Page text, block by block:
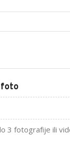
3 fotografije ili